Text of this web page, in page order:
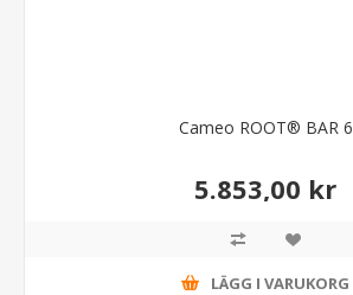
Cameo ROOT® BAR 6
5.853,00 kr
LÄGG I VARUKORG